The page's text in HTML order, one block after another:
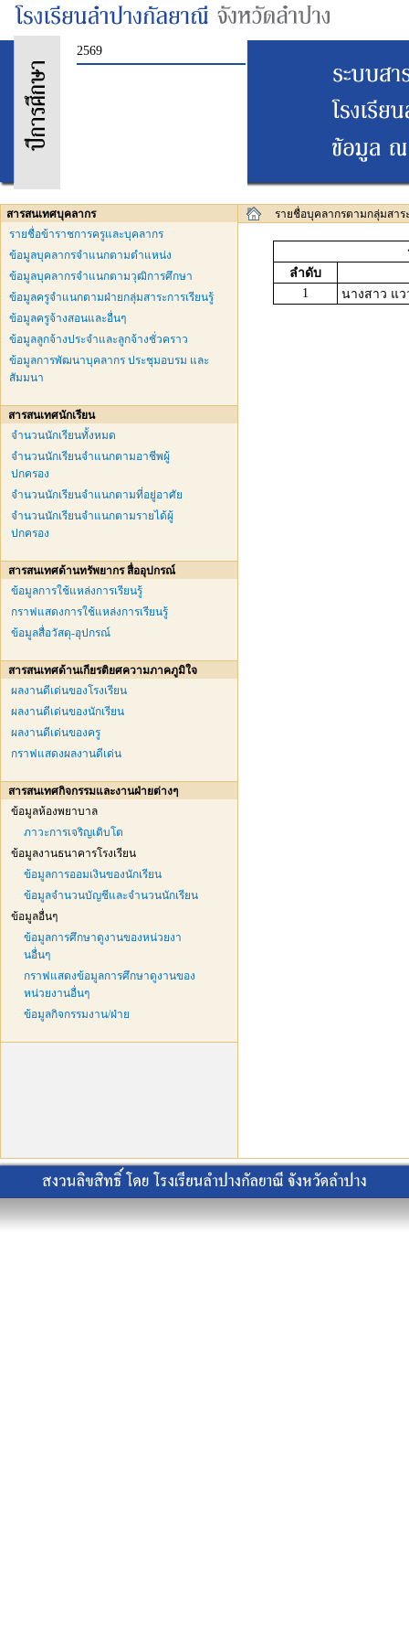
2569
สารสนเทศบุคลากร
รายชื่อข้าราชการครูและบุคลากร
ข้อมูลบุคลากรจำแนกตามตำแหน่ง
ข้อมูลบุคลากรจำแนกตามวุฒิการศึกษา
ข้อมูลครูจำแนกตามฝ่ายกลุ่มสาระการเรียนรู้
ข้อมูลครูจ้างสอนและอื่นๆ
ข้อมูลลูกจ้างประจำและลูกจ้างชั่วคราว
ข้อมูลการพัฒนาบุคลากร ประชุมอบรม และ
สัมมนา
สารสนเทศนักเรียน
จำนวนนักเรียนทั้งหมด
จำนวนนักเรียนจำแนกตามอาชีพผู้
ปกครอง
จำนวนนักเรียนจำแนกตามที่อยู่อาศัย
จำนวนนักเรียนจำแนกตามรายได้ผู้
ปกครอง
สารสนเทศด้านทรัพยากร สื่ออุปกรณ์
ข้อมูลการใช้แหล่งการเรียนรู้
กราฟแสดงการใช้แหล่งการเรียนรู้
ข้อมูลสื่อวัสดุ-อุปกรณ์
สารสนเทศด้านเกียรติยศความภาคภูมิใจ
ผลงานดีเด่นของโรงเรียน
ผลงานดีเด่นของนักเรียน
ผลงานดีเด่นของครู
กราฟแสดงผลงานดีเด่น
สารสนเทศกิจกรรมและงานฝ่ายต่างๆ
ข้อมูลห้องพยาบาล
ภาวะการเจริญเติบโต
ข้อมูลงานธนาคารโรงเรียน
ข้อมูลการออมเงินของนักเรียน
ข้อมูลจำนวนบัญชีและจำนวนนักเรียน
ข้อมูลอื่นๆ
ข้อมูลการศึกษาดูงานของหน่วยงา
นอื่นๆ
กราฟแสดงข้อมูลการศึกษาดูงานของ
หน่วยงานอื่นๆ
ข้อมูลกิจกรรมงาน/ฝ่าย
รายชื่อบุคลากรตามกลุ่มสาร
ลำดับ
1
นางสาว แ